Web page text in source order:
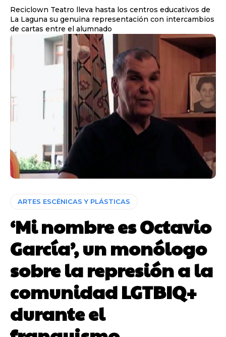
Reciclown Teatro lleva hasta los centros educativos de
La Laguna su genuina representación con intercambios
de cartas entre el alumnado
ARTES ESCÉNICAS Y PLÁSTICAS
‘Mi nombre es Octavio
García’, un monólogo
sobre la represión a la
comunidad LGTBIQ+
durante el